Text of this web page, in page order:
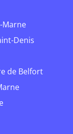
Marne
Denis
de Belfort